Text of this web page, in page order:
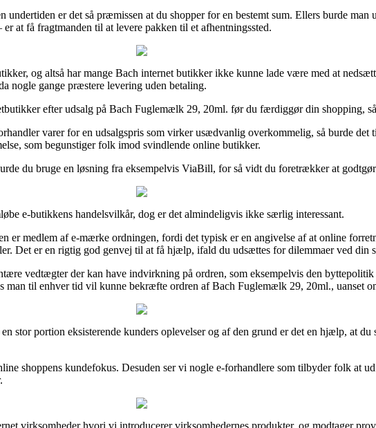
er det så præmissen at du shopper for en bestemt sum. Ellers burde
at få fragtmanden til at levere pakken til et afhentningssted.
og altså har mange Bach internet butikker ikke kunne lade være med at
nogle gange præstere levering uden betaling.
efter udsalg på Bach Fuglemælk 29, 20ml. før du færdiggør din shopping,
varer for en udsalgspris som virker usædvanlig overkommelig, så burde det
som begunstiger folk imod svindlende online butikker.
du bruge en løsning fra eksempelvis ViaBill, for så vidt du foretrækker at
e-butikkens handelsvilkår, dog er det almindeligvis ikke særlig interessant.
er medlem af e-mærke ordningen, fordi det typisk er en angivelse af at online
Det er en rigtig god genvej til at få hjælp, ifald du udsættes for dilemmaer ved din
vedtægter der kan have indvirkning på ordren, som eksempelvis den
man til enhver tid vil kunne bekræfte ordren af Bach Fuglemælk 29, 20ml., uanset
stor portion eksisterende kunders oplevelser og af den grund er det en hjælp, at du
shoppens kundefokus. Desuden ser vi nogle e-forhandlere som tilbyder folk at
virksomheder hvori vi introducerer virksomhedernes produkter, og modtager